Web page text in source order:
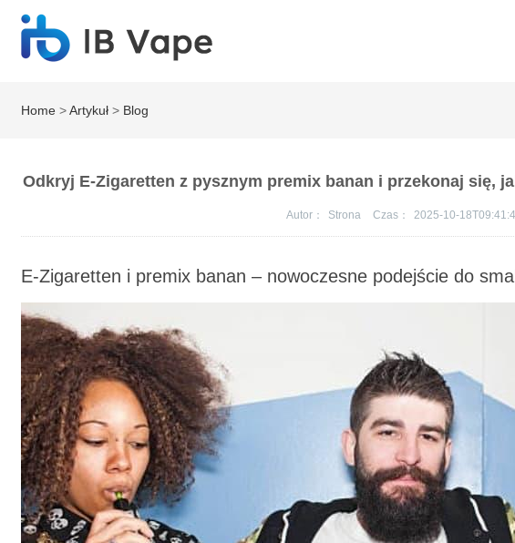
Home >Artykuł > Blog
Odkryj E-Zigaretten z pysznym premix banan i przekonaj się,
Autor： Strona Czas： 2025-10-
E-Zigaretten i premix banan – nowoczesne podejście do